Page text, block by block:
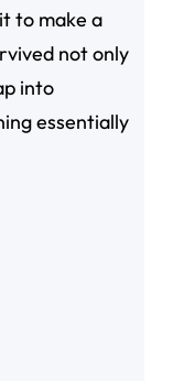
to make a
not only
into
essentially